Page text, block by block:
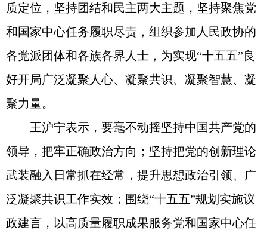
质定位，坚持团结和民主两大主题，坚持聚焦党
和国家中心任务履职尽责，组织参加人民政协的
各党派团体和各族各界人士，为实现“十五五”良
好开局广泛凝聚人心、凝聚共识、凝聚智慧、凝
聚力量。
王沪宁表示，要毫不动摇坚持中国共产党的
领导，把牢正确政治方向；坚持把党的创新理论
武装融入日常抓在经常，提升思想政治引领、广
泛凝聚共识工作实效；围绕“十五五”规划实施议
政建言，以高质量履职成果服务党和国家中心任